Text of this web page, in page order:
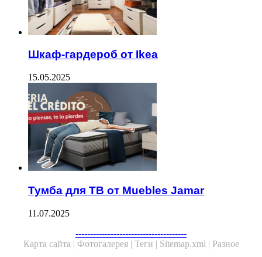
Шкаф-гардероб от Ikea
15.05.2025
Тумба для ТВ от Muebles Jamar
11.07.2025
--------------------------------------
Карта сайта | Фотогалерея | Теги | Sitemap.xml | Разное